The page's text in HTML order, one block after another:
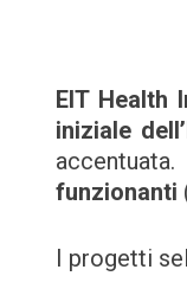
EIT Health
iniziale
funzionanti
I progetti